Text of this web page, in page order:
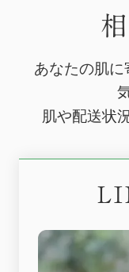
あなたの肌に
肌や配送状